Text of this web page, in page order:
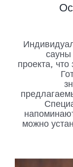
сауны
проекта, что
можно